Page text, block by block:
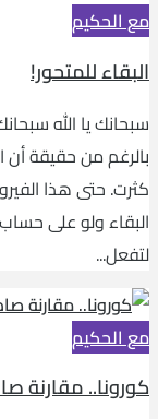
مع الحكيم
البقاء للمتحور!
سبحانك يا الله
بالرغم من حقيقة أن
كثرت. حتى هذا
البقاء ولو على
لتفعل...
مع الحكيم
كورونا.. مقارنة